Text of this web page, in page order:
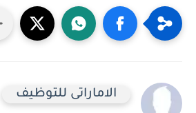
الاماراتى للتوظيف